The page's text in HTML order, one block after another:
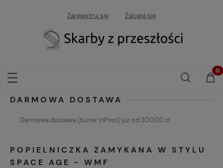
Zarejestruj się Zaloguj się
DARMOWA DOSTAWA
Darmowa dostawa (Kurier InPost) już od 300,00 zł.
POPIELNICZKA ZAMYKANA W STYLU
SPACE AGE - WMF